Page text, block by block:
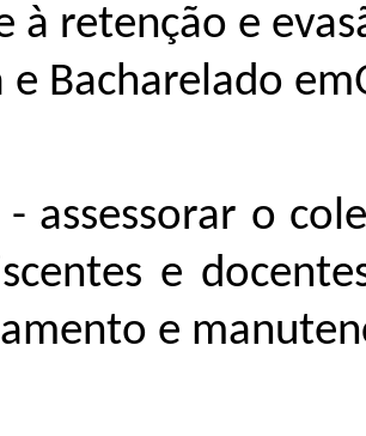
à retenção e
e Bacharelado
- assessorar o
e
e